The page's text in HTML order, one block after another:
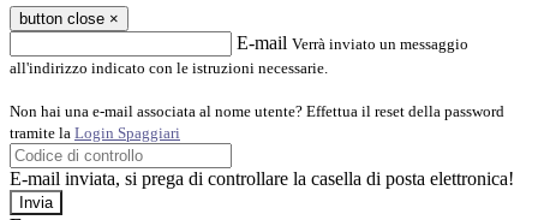
button close ×
E-mail Verrà inviato un messaggio
all'indirizzo indicato con le istruzioni necessarie.
Non hai una e-mail associata al nome utente? Effettua il reset della password
tramite la Login Spaggiari
E-mail inviata, si prega di controllare la casella di posta elettronica!